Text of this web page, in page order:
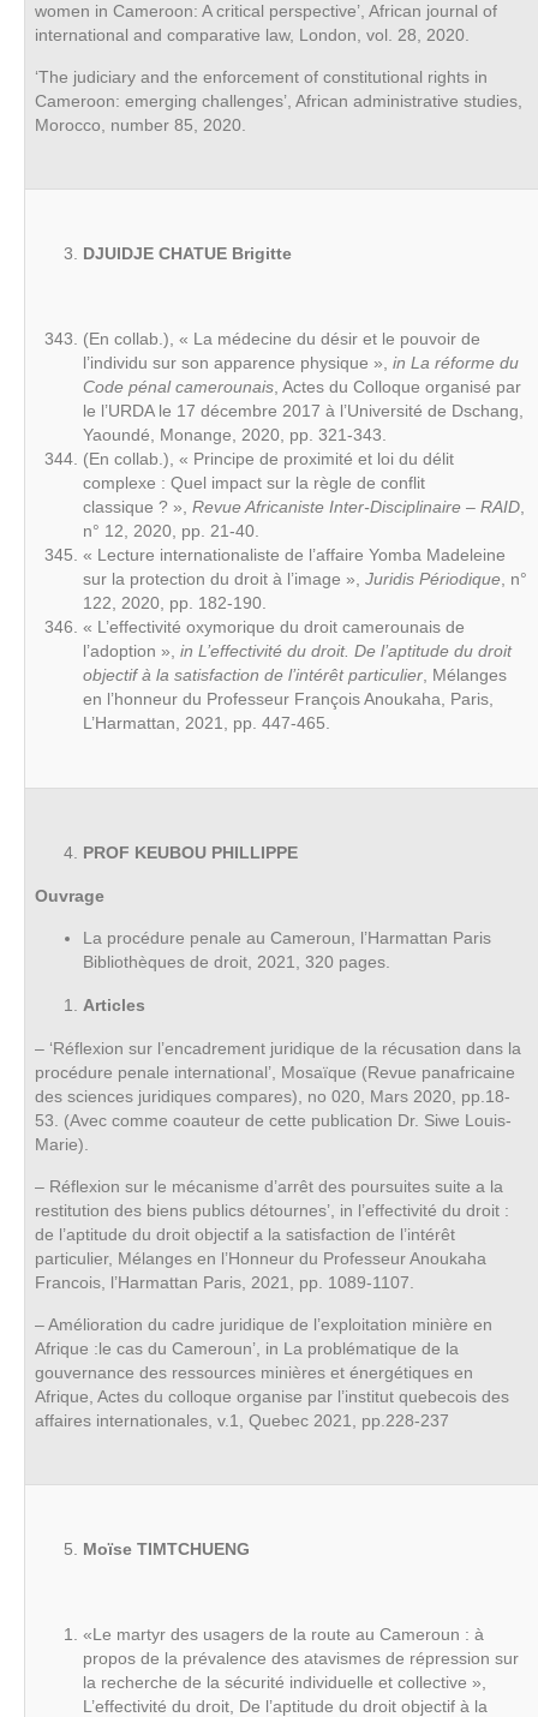
women in Cameroon: A critical perspective’, African journal of
international and comparative law, London, vol. 28, 2020.
‘The judiciary and the enforcement of constitutional rights in
Cameroon: emerging challenges’, African administrative studies,
Morocco, number 85, 2020.
DJUIDJE CHATUE Brigitte
(En collab.), « La médecine du désir et le pouvoir de
l’individu sur son apparence physique », in La réforme du
Code pénal camerounais , Actes du Colloque organisé par
le l’URDA le 17 décembre 2017 à l’Université de Dschang,
Yaoundé, Monange, 2020, pp. 321-343.
(En collab.), « Principe de proximité et loi du délit
complexe : Quel impact sur la règle de conflit
classique ? », Revue Africaniste Inter-Disciplinaire – RAID
n° 12, 2020, pp. 21-40.
« Lecture internationaliste de l’affaire Yomba Madeleine
sur la protection du droit à l’image », Juridis Périodique , n°
122, 2020, pp. 182-190.
« L’effectivité oxymorique du droit camerounais de
l’adoption », in L’effectivité du droit. De l’aptitude du droit
objectif à la satisfaction de l’intérêt particulier , Mélanges
en l’honneur du Professeur François Anoukaha, Paris,
L’Harmattan, 2021, pp. 447-465.
PROF KEUBOU PHILLIPPE
Ouvrage
La procédure penale au Cameroun, l’Harmattan Paris
Bibliothèques de droit, 2021, 320 pages.
Articles
– ‘Réflexion sur l’encadrement juridique de la récusation dans la
procédure penale international’, Mosaïque (Revue panafricaine
des sciences juridiques compares), no 020, Mars 2020, pp.18-
53. (Avec comme coauteur de cette publication Dr. Siwe Louis-
Marie).
– Réflexion sur le mécanisme d’arrêt des poursuites suite a la
restitution des biens publics détournes’, in l’effectivité du droit :
de l’aptitude du droit objectif a la satisfaction de l’intérêt
particulier, Mélanges en l’Honneur du Professeur Anoukaha
Francois, l’Harmattan Paris, 2021, pp. 1089-1107.
– Amélioration du cadre juridique de l’exploitation minière en
Afrique :le cas du Cameroun’, in La problématique de la
gouvernance des ressources minières et énergétiques en
Afrique, Actes du colloque organise par l’institut quebecois des
affaires internationales, v.1, Quebec 2021, pp.228-237
Moïse TIMTCHUENG
«Le martyr des usagers de la route au Cameroun : à
propos de la prévalence des atavismes de répression sur
la recherche de la sécurité individuelle et collective »,
L’effectivité du droit, De l’aptitude du droit objectif à la